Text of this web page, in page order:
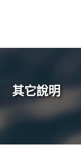
其它說明